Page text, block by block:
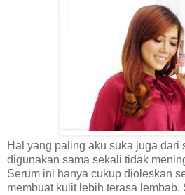
Hal yang paling aku suka juga dari
digunakan sama sekali tidak
Serum ini hanya cukup dioleskan
membuat kulit lebih terasa lembab.